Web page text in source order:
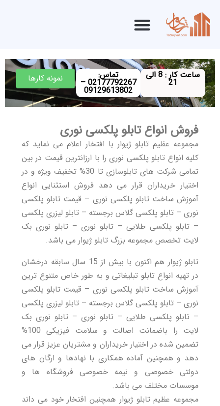
ساعت کار : 8 الی
21
تماس:
02177792267 –
09129613802
نمونه کارها
فروش انواع تابلو پلکسی نوری
مجموعه عظیم تابلو ژیوار با افتخار اعلام می نماید که
کلیه انواع تابلو پلکسی نوری را با ارزانترین قیمت در بین
تمامی شرکت های تابلوسازی تا 30% تخفیف ویژه و در
اختیار خریداران قرار می دهد فروش استثنایی انواع
آموزش ساخت تابلو پلکسی نوری – قیمت تابلو پلکسی
نوری – تابلو پلکسی گلاس برجسته – تابلو لیزری پلکسی
– تابلو پلکسی طلایی – تابلو نوری – تابلو نوری بک
لایت تخصص مجموعه بزرگ تابلو ژیوار می باشد.
تابلو ژیوار هم اکنون با بیش از 15 سال سابقه درخشان
در تهیه انواعتابلو تبلیغاتیو به طور خاص متنوع ترین
آموزش ساخت تابلو پلکسی نوری – قیمت تابلو پلکسی
نوری – تابلو پلکسی گلاس برجسته – تابلو لیزری پلکسی
– تابلو پلکسی طلایی – تابلو نوری – تابلو نوری بک
لایت را باضمانت اصالت و سلامت فیزیکی 100%
تضمین شده در اختیار خریداران و مشتریان عزیز قرار می
دهد و همچنین آماده همکاری با نهادها و ارگان های
دولتی خصوصی و نیمه خصوصی فروشگاه ها و
موسسات مختلف می باشد.
مجموعه عظیم تابلو ژیوار همچنین افتخار خود می داند